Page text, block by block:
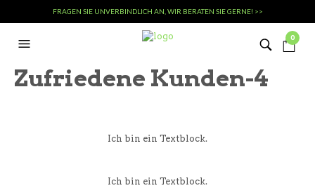
FRAGEN SIE UNVERBINDLICH AN, WIR BERATEN SIE GERNE! >>
0
Zufriedene Kunden-4
Ich bin ein Textblock.
Ich bin ein Textblock.